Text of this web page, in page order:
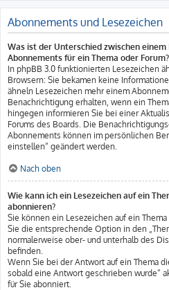
Abonnements und Lesezeichen
Was ist der Unterschied zwischen einem
Abonnements für ein Thema oder Forum?
In phpBB 3.0 funktionierten Lesezeichen
Browsern: Sie bekamen keine
ähneln Lesezeichen mehr einem
Benachrichtigung erhalten, wenn ein
hingegen informieren Sie bei einer
Forums des Boards. Die
Abonnements können im persönlichen
einstellen“ geändert werden.
Nach oben
Wie kann ich ein Lesezeichen auf ein
abonnieren?
Sie können ein Lesezeichen auf ein
Sie die entsprechende Option in den
normalerweise ober- und unterhalb des
befinden.
Wenn Sie bei der Antwort auf ein Thema
sobald eine Antwort geschrieben wurde“
für Sie abonniert.